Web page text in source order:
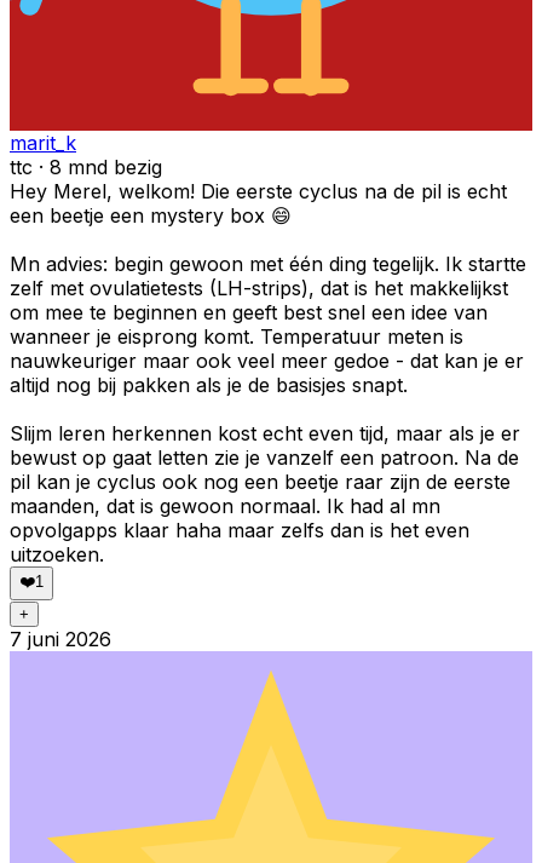
marit_k
ttc · 8 mnd bezig
Hey Merel, welkom! Die eerste cyclus na de pil is echt
een beetje een mystery box 😄
Mn advies: begin gewoon met één ding tegelijk. Ik startte
zelf met ovulatietests (LH-strips), dat is het makkelijkst
om mee te beginnen en geeft best snel een idee van
wanneer je eisprong komt. Temperatuur meten is
nauwkeuriger maar ook veel meer gedoe - dat kan je er
altijd nog bij pakken als je de basisjes snapt.
Slijm leren herkennen kost echt even tijd, maar als je er
bewust op gaat letten zie je vanzelf een patroon. Na de
pil kan je cyclus ook nog een beetje raar zijn de eerste
maanden, dat is gewoon normaal. Ik had al mn
opvolgapps klaar haha maar zelfs dan is het even
uitzoeken.
❤️1
+
7 juni 2026